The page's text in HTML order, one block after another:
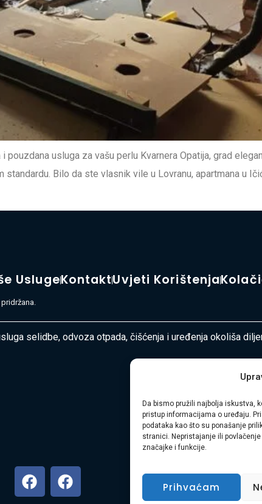
Da bismo pružili najbolja iskustva,
pristup informacijama o uređaju.
podataka kao što su ponašanje
stranici. Nepristajanje ili
značajke i funkcije.
Prihvaćam
usluga za vašu perlu Kvarnera Opatija, grad
Bilo da ste vlasnik vile u Lovranu, apartmana u
UslugeKontaktUvjeti Korištenja
selidbe, odvoza otpada, čišćenja i uređenja okoliša